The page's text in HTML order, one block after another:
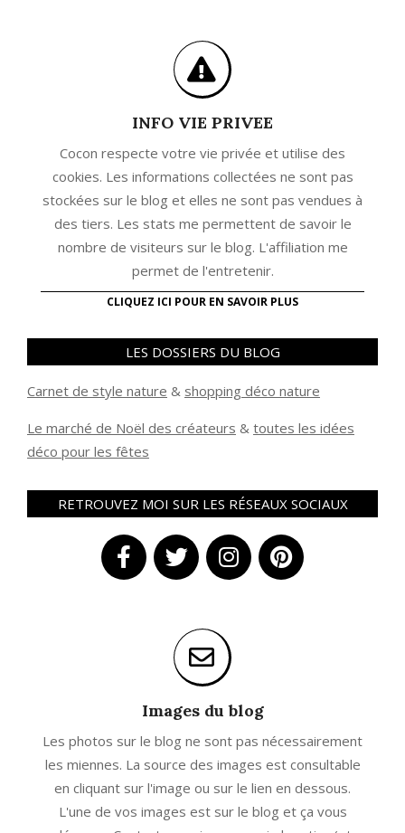
INFO VIE PRIVEE
Cocon respecte votre vie privée et utilise des
cookies. Les informations collectées ne sont pas
stockées sur le blog et elles ne sont pas vendues à
des tiers. Les stats me permettent de savoir le
nombre de visiteurs sur le blog. L'affiliation me
permet de l'entretenir.
CLIQUEZ ICI POUR EN SAVOIR PLUS
LES DOSSIERS DU BLOG
Carnet de style nature & shopping déco nature
Le marché de Noël des créateurs & toutes les idées
déco pour les fêtes
RETROUVEZ MOI SUR LES RÉSEAUX SOCIAUX
Images du blog
Les photos sur le blog ne sont pas nécessairement
les miennes. La source des images est consultable
en cliquant sur l'image ou sur le lien en dessous.
L'une de vos images est sur le blog et ça vous